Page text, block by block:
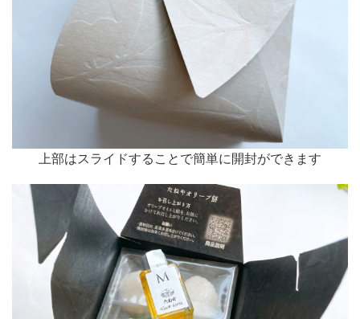
上部はスライドすることで簡単に開封ができます